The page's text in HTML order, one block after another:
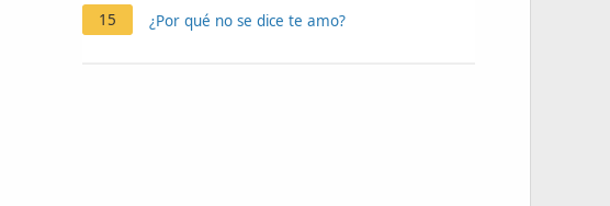
15
¿Por qué no se dice te amo?